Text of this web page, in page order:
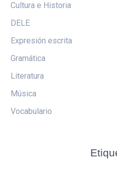
Cultura e Historia
DELE
Expresión escrita
Gramática
Literatura
Música
Vocabulario